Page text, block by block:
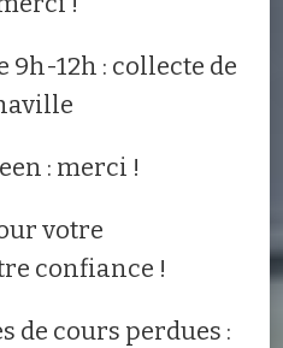
9h-12h : collecte de
: merci !
votre
confiance !
de cours perdues :